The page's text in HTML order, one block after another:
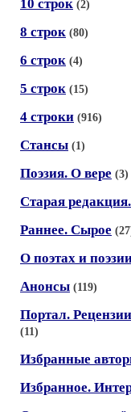
10 строк (2)
8 строк (80)
6 строк (4)
5 строк (15)
4 строки (916)
Стансы (1)
Поэзия. О вере (3)
Старая
Раннее. Сырое
О поэтах и
Анонсы (119)
Портал.
(11)
Избранные
Избранное.